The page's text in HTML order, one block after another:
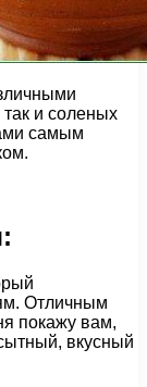
и соленых
самым
Отличным
покажу вам,
вкусный